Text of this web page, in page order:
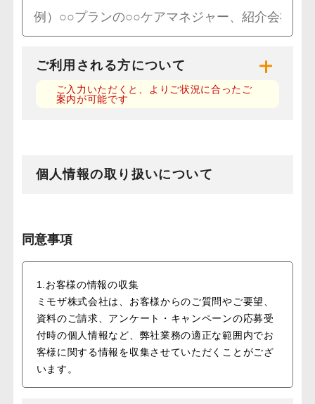
ご利用される方について
ご入力いただくと、よりご状況に合ったご
案内が可能です
個人情報の取り扱いについて
同意事項
1.お客様の情報の収集
ミモザ株式会社は、お客様からのご質問やご要望、
資料のご請求、アンケート・キャンペーンの応募受
付時の個人情報など、弊社業務の適正な範囲内でお
客様に関する情報を収集させていただくことがござ
います。
2.お客様情報の管理